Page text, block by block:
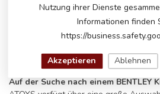
Auf der Suche nach einem BENTLEY
Nutzung ihrer Dienste
Informationen finden
https://
Akzeptieren Ablehnen